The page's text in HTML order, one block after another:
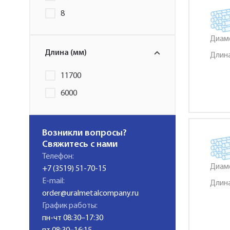
8
Длина (мм)
11700
6000
Возникли вопросы?
Свяжитесь с нами
Телефон:
+7 (3519) 51-70-15
E-mail:
order@uralmetalcompany.ru
График работы:
пн-чт 08:30–17:30